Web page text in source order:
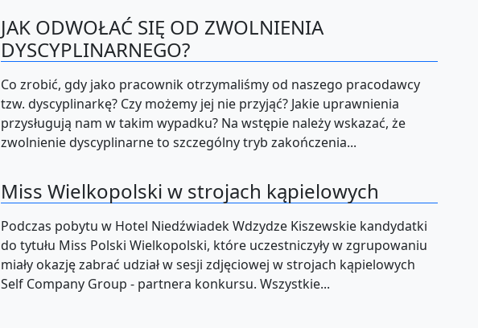
JAK ODWOŁAĆ SIĘ OD ZWOLNIENIA
DYSCYPLINARNEGO?
Co zrobić, gdy jako pracownik otrzymaliśmy od naszego pracodawcy
tzw. dyscyplinarkę? Czy możemy jej nie przyjąć? Jakie uprawnienia
przysługują nam w takim wypadku? Na wstępie należy wskazać, że
zwolnienie dyscyplinarne to szczególny tryb zakończenia...
Miss Wielkopolski w strojach kąpielowych
Podczas pobytu w Hotel Niedźwiadek Wdzydze Kiszewskie kandydatki
do tytułu Miss Polski Wielkopolski, które uczestniczyły w zgrupowaniu
miały okazję zabrać udział w sesji zdjęciowej w strojach kąpielowych
Self Company Group - partnera konkursu. Wszystkie...